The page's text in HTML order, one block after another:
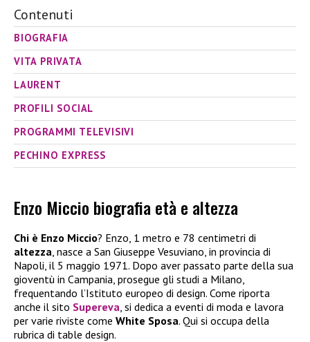
Contenuti
BIOGRAFIA
VITA PRIVATA
LAURENT
PROFILI SOCIAL
PROGRAMMI TELEVISIVI
PECHINO EXPRESS
Enzo Miccio biografia età e altezza
Chi è Enzo Miccio? Enzo, 1 metro e 78 centimetri di
altezza , nasce a San Giuseppe Vesuviano, in provincia di
Napoli, il 5 maggio 1971. Dopo aver passato parte della sua
gioventù in Campania, prosegue gli studi a Milano,
frequentando l’Istituto europeo di design. Come riporta
anche il sito Supereva , si dedica a eventi di moda e lavora
per varie riviste come White Sposa. Qui si occupa della
rubrica di table design.